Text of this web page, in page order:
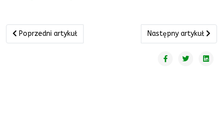
Poprzedni artykuł: Ogłoszenie o naborze wniosków nr 2/2018
Poprzedni artykuł Następny artykuł:
Następny artykuł